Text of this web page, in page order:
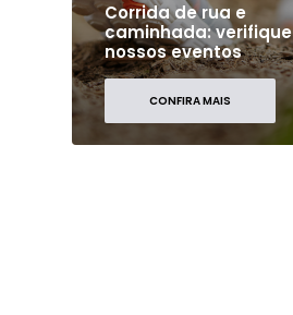
Corrida de rua e
caminhada: verifique
nossos eventos
CONFIRA MAIS